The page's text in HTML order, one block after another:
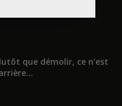
que démolir, ce n’est